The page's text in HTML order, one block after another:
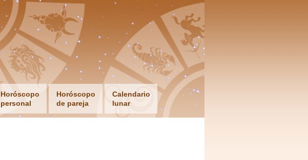
Horóscopo
personal
Horóscopo
de pareja
Calendario
lunar